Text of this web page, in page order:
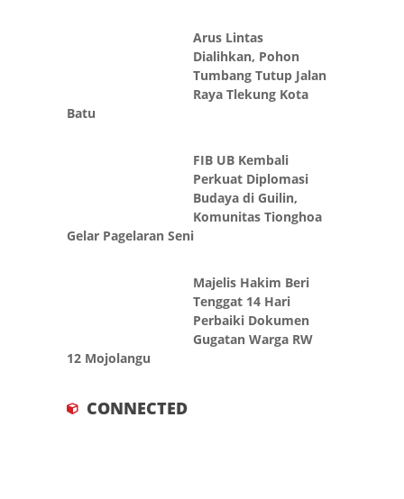
Arus Lintas
Dialihkan, Pohon
Tumbang Tutup Jalan
Raya Tlekung Kota
Batu
FIB UB Kembali
Perkuat Diplomasi
Budaya di Guilin,
Komunitas Tionghoa
Gelar Pagelaran Seni
Majelis Hakim Beri
Tenggat 14 Hari
Perbaiki Dokumen
Gugatan Warga RW
12 Mojolangu
CONNECTED